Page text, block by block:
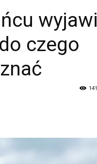
czego